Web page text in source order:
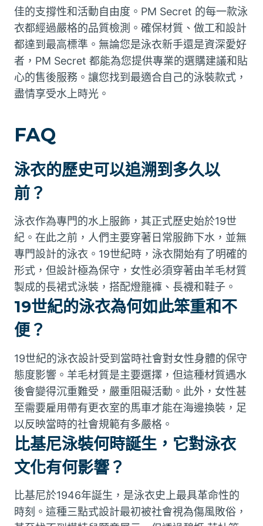
佳的支撐性和活動自由度。PM Secret 的每一款泳
衣都經過嚴格的品質檢測。確保材質、做工和設計
都達到最高標準。無論您是泳衣新手還是資深愛好
者，PM Secret 都能為您提供專業的選購建議和貼
心的售後服務。讓您找到最適合自己的泳裝款式，
盡情享受水上時光。
FAQ
泳衣的歷史可以追溯到多久以
前？
泳衣作為專門的水上服飾，其正式歷史始於19世
紀。在此之前，人們主要穿著日常服飾下水，並無
專門設計的泳衣。19世紀時，泳衣開始有了明確的
形式，但設計極為保守，女性必須穿著由羊毛材質
製成的長裙式泳裝，搭配燈籠褲、長襪和鞋子。
19世紀的泳衣為何如此笨重和不
便？
19世紀的泳衣設計受到當時社會對女性身體的保守
態度影響。羊毛材質是主要選擇，但這種材質遇水
後會變得沉重難受，嚴重阻礙活動。此外，女性甚
至需要雇用帶有更衣室的馬車才能在海邊換裝，足
以反映當時的社會規範有多嚴格。
比基尼泳裝何時誕生，它對泳衣
文化有何影響？
比基尼於1946年誕生，是泳衣史上最具革命性的
時刻。這種三點式設計最初被社會視為傷風敗俗，